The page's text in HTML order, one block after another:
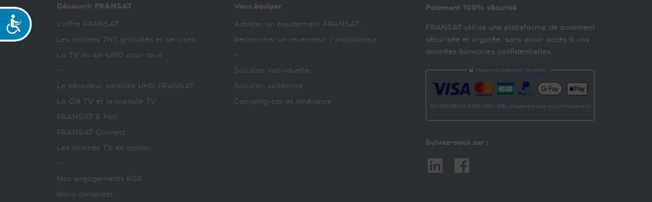
Accessibilité
Découvrir FRANSAT
L’offre FRANSAT
Les chaînes TNT gratuites et services
La TV en 4K-UHD pour tous
–
Le décodeur satellite UHD FRANSAT
La Clé TV et le module TV
FRANSAT & Moi
FRANSAT Connect
Les chaînes TV en option
–
Nos engagements RSE
Nous contacter
Vous équiper
Acheter un équipement FRANSAT
Rechercher un revendeur / installateur
–
Solution individuelle
Solution collective
Camping-car et itinérance
Paiement 100% sécurisé
FRANSAT utilise une plateforme de paiement
sécurisée et cryptée, sans avoir accès à vos
données bancaires confidentielles.
Suivez-nous sur :
Linkedin Facebook